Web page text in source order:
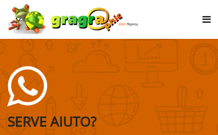
SERVE AIUTO?